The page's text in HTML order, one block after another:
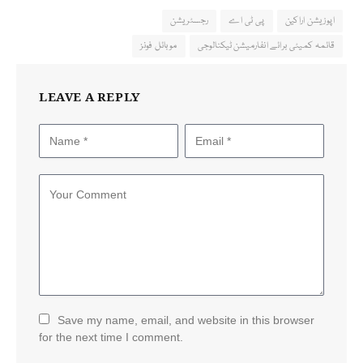
اپوزیشن اراکین پی ٹی اے
رجسٹریشن
قائمہ کمیٹی برائے انفارمیشن ٹیکنالوجی
موبائل فونز
LEAVE A REPLY
Save my name, email, and website in this browser
for the next time I comment.